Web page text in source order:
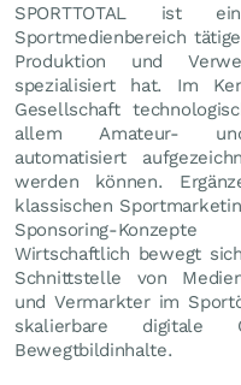
SPORTTOTAL ist
Sportmedienbereich
Produktion und
spezialisiert hat. Im
Gesellschaft
allem Amateur- und
automatisiert
werden können.
klassischen
Sponsoring-
Wirtschaftlich bewegt
Schnittstelle von
und Vermarkter im
skalierbare digitale
Bewegtbildinhalte.